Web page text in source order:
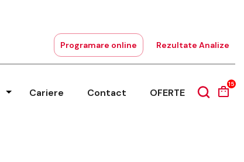
Programare online Rezultate Analize
Cariere Contact OFERTE
15